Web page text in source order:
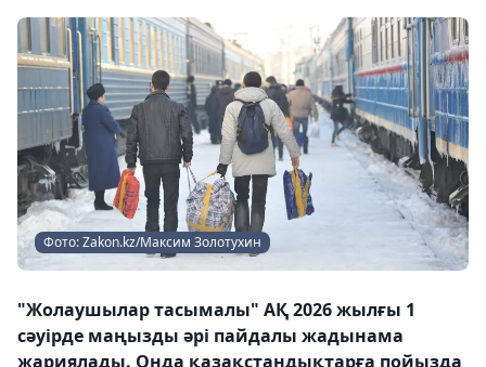
Фото: Zakon.kz/Максим Золотухин
"Жолаушылар тасымалы" АҚ 2026 жылғы 1
сәуірде маңызды әрі пайдалы жадынама
жариялады. Онда қазақстандықтарға пойызда